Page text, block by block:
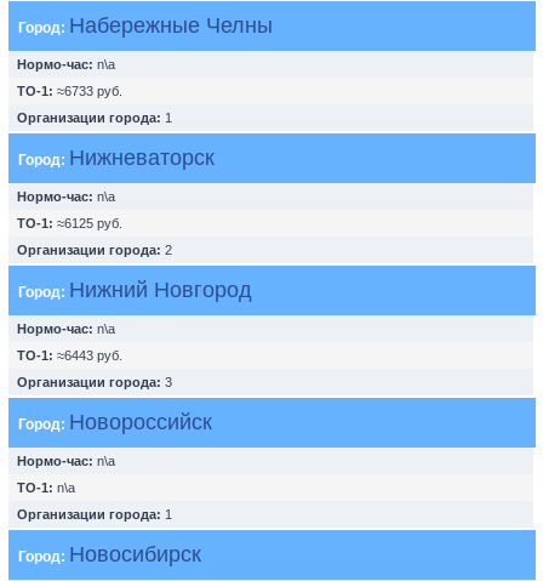
Город: Набережные Челны
Нормо-час: n\a
ТО-1: ≈6733 руб.
Организации города: 1
Город: Нижневаторск
Нормо-час: n\a
ТО-1: ≈6125 руб.
Организации города: 2
Город: Нижний Новгород
Нормо-час: n\a
ТО-1: ≈6443 руб.
Организации города: 3
Город: Новороссийск
Нормо-час: n\a
ТО-1: n\a
Организации города: 1
Город: Новосибирск